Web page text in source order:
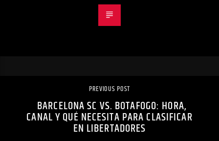
PREVIOUS POST
BARCELONA SC VS. BOTAFOGO: HORA,
CANAL Y QUÉ NECESITA PARA CLASIFICAR
EN LIBERTADORES